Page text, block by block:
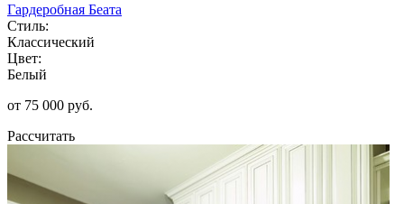
Гардеробная Беата
Стиль:
Классический
Цвет:
Белый
от 75 000 руб.
Рассчитать